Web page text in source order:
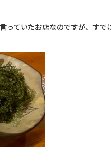
っていたお店なのですが、す